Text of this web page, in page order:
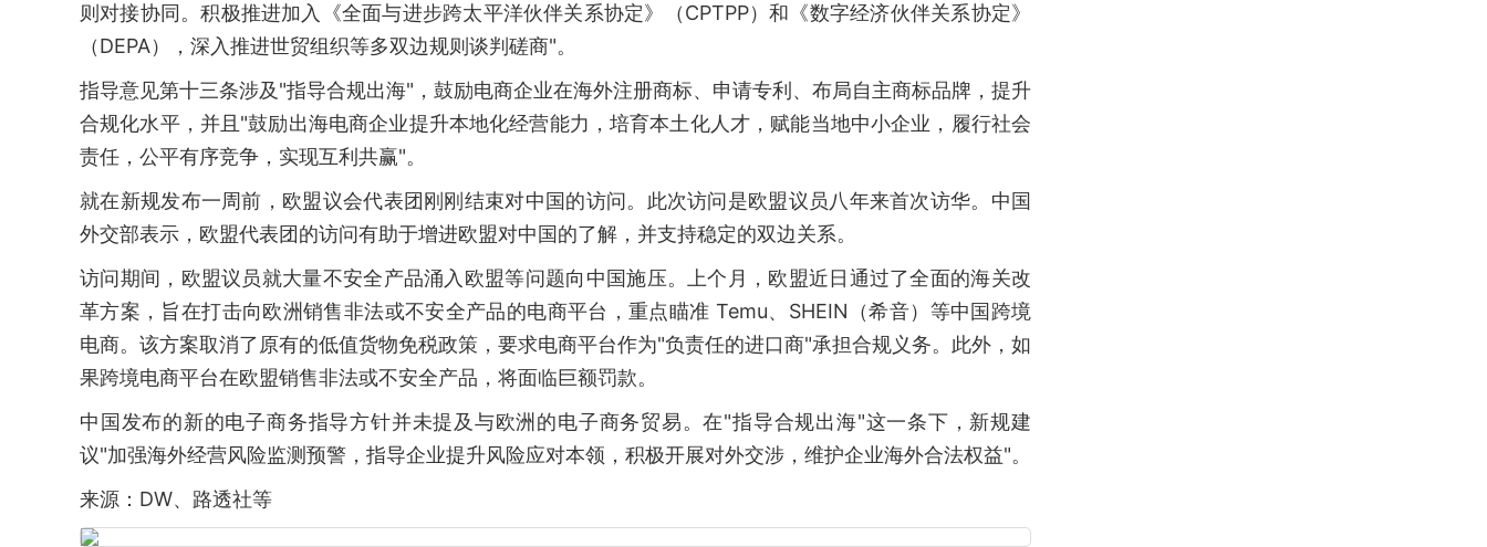
则对接协同。积极推进加入《全面与进步跨太平洋伙伴关系协定》（CPTPP）和《数字经济伙伴关系协定》
（DEPA），深入推进世贸组织等多双边规则谈判磋商"。
指导意见第十三条涉及"指导合规出海"，鼓励电商企业在海外注册商标、申请专利、布局自主商标品牌，提升
合规化水平，并且"鼓励出海电商企业提升本地化经营能力，培育本土化人才，赋能当地中小企业，履行社会
责任，公平有序竞争，实现互利共赢"。
就在新规发布一周前，欧盟议会代表团刚刚结束对中国的访问。此次访问是欧盟议员八年来首次访华。中国
外交部表示，欧盟代表团的访问有助于增进欧盟对中国的了解，并支持稳定的双边关系。
访问期间，欧盟议员就大量不安全产品涌入欧盟等问题向中国施压。上个月，欧盟近日通过了全面的海关改
革方案，旨在打击向欧洲销售非法或不安全产品的电商平台，重点瞄准 Temu、SHEIN（希音）等中国跨境
电商。该方案取消了原有的低值货物免税政策，要求电商平台作为"负责任的进口商"承担合规义务。此外，如
果跨境电商平台在欧盟销售非法或不安全产品，将面临巨额罚款。
中国发布的新的电子商务指导方针并未提及与欧洲的电子商务贸易。在"指导合规出海"这一条下，新规建
议"加强海外经营风险监测预警，指导企业提升风险应对本领，积极开展对外交涉，维护企业海外合法权益"。
来源：DW、路透社等